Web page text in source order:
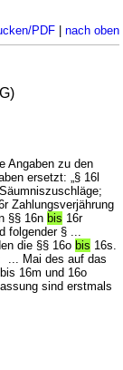
PDF| nach oben
Angaben zu den
ersetzt: „§ 16l
Zahlungsverjährung
§§ 16n bis 16r
folgender § ...
die §§ 16o bis 16s.
... Mai des auf das
16m und 16o
sind erstmals